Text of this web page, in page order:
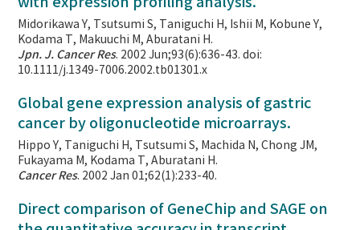
Midorikawa Y, Tsutsumi S, Taniguchi H, Ishii M, Kobune Y,
Kodama T, Makuuchi M, Aburatani H.
Jpn. J. Cancer Res. 2002 Jun;93(6):636-43. doi:
10.1111/j.1349-7006.2002.tb01301.x
Global gene expression analysis of gastric
cancer by oligonucleotide microarrays.
Hippo Y, Taniguchi H, Tsutsumi S, Machida N, Chong JM,
Fukayama M, Kodama T, Aburatani H.
Cancer Res. 2002 Jan 01;62(1):233-40.
Direct comparison of GeneChip and SAGE on